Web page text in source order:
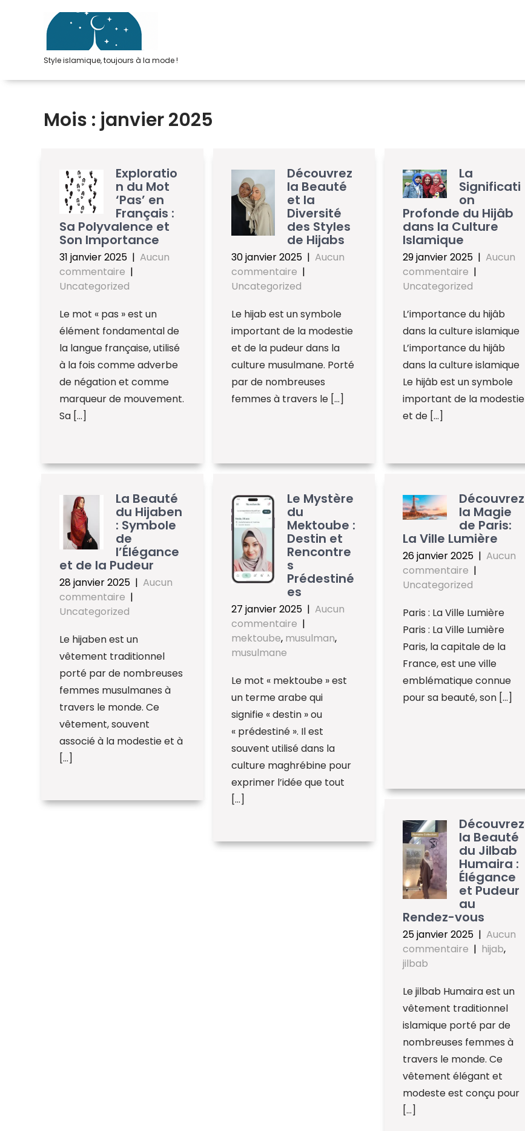
Style islamique, toujours à la mode !
Mois : janvier 2025
Exploratio
n du Mot
‘Pas’ en
Français :
Sa Polyvalence et
Son Importance
31 janvier 2025 | Aucun
commentaire |
Uncategorized
Le mot « pas » est un
élément fondamental de
la langue française, utilisé
à la fois comme adverbe
de négation et comme
marqueur de mouvement.
Sa […]
Découvrez
la Beauté
et la
Diversité
des Styles
de Hijabs
30 janvier 2025 | Aucun
commentaire |
Uncategorized
Le hijab est un symbole
important de la modestie
et de la pudeur dans la
culture musulmane. Porté
par de nombreuses
femmes à travers le […]
La
Significati
on
Profonde du Hijâb
dans la Culture
Islamique
29 janvier 2025 |Aucun
commentaire |
Uncategorized
L’importance du hijâb
dans la culture islamique
L’importance du hijâb
dans la culture islamique
Le hijâb est un symbole
important de la modestie
et de […]
La Beauté
du Hijaben
: Symbole
de
l’Élégance
et de la Pudeur
28 janvier 2025 | Aucun
commentaire |
Uncategorized
Le hijaben est un
vêtement traditionnel
porté par de nombreuses
femmes musulmanes à
travers le monde. Ce
vêtement, souvent
associé à la modestie et à
[…]
Le Mystère
du
Mektoube :
Destin et
Rencontre
s
Prédestiné
es
27 janvier 2025 | Aucun
commentaire |
mektoube, musulman,
musulmane
Le mot « mektoube » est
un terme arabe qui
signifie « destin » ou
« prédestiné ». Il est
souvent utilisé dans la
culture maghrébine pour
exprimer l’idée que tout
[…]
Découvrez
la Magie
de Paris:
La Ville Lumière
26 janvier 2025 |Aucun
commentaire |
Uncategorized
Paris : La Ville Lumière
Paris : La Ville Lumière
Paris, la capitale de la
France, est une ville
emblématique connue
pour sa beauté, son […]
Découvrez
la Beauté
du Jilbab
Humaira :
Élégance
et Pudeur
au
Rendez-vous
25 janvier 2025 |Aucun
commentaire | hijab,
jilbab
Le jilbab Humaira est un
vêtement traditionnel
islamique porté par de
nombreuses femmes à
travers le monde. Ce
vêtement élégant et
modeste est conçu pour
[…]